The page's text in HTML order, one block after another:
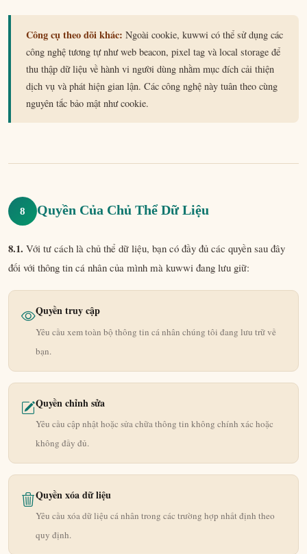
Công cụ theo dõi khác: Ngoài cookie, kuwwi có thể sử dụng các
công nghệ tương tự như web beacon, pixel tag và local storage để
thu thập dữ liệu về hành vi người dùng nhằm mục đích cải thiện
dịch vụ và phát hiện gian lận. Các công nghệ này tuân theo cùng
nguyên tắc bảo mật như cookie.
8 Quyền Của Chủ Thể Dữ Liệu
8.1. Với tư cách là chủ thể dữ liệu, bạn có đầy đủ các quyền sau đây
đối với thông tin cá nhân của mình mà kuwwi đang lưu giữ:
Quyền truy cập
Yêu cầu xem toàn bộ thông tin cá nhân chúng tôi đang lưu trữ về
bạn.
Quyền chỉnh sửa
Yêu cầu cập nhật hoặc sửa chữa thông tin không chính xác hoặc
không đầy đủ.
Quyền xóa dữ liệu
Yêu cầu xóa dữ liệu cá nhân trong các trường hợp nhất định theo
quy định.